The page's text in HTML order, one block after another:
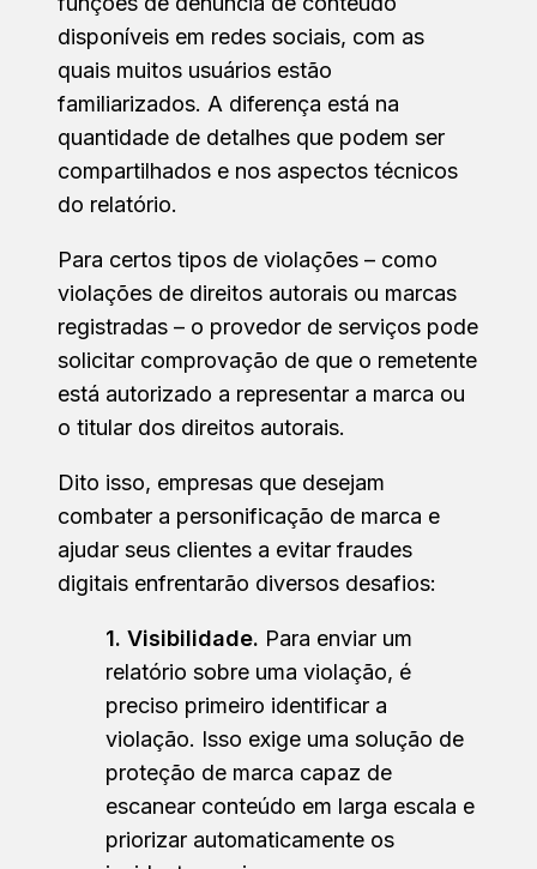
disponíveis em redes sociais, com as
quais muitos usuários estão
familiarizados. A diferença está na
quantidade de detalhes que podem ser
compartilhados e nos aspectos técnicos
do relatório.
Para certos tipos de violações – como
violações de direitos autorais ou marcas
registradas – o provedor de serviços pode
solicitar comprovação de que o remetente
está autorizado a representar a marca ou
o titular dos direitos autorais.
Dito isso, empresas que desejam
combater a personificação de marca e
ajudar seus clientes a evitar fraudes
digitais enfrentarão diversos desafios:
1. Visibilidade. Para enviar um
relatório sobre uma violação, é
preciso primeiro identificar a
violação. Isso exige uma solução de
proteção de marca capaz de
escanear conteúdo em larga escala e
priorizar automaticamente os